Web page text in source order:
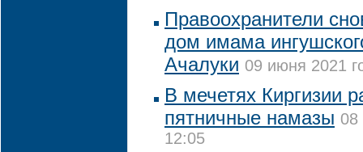
Правоохранители
дом имама
Ачалуки 09 июня 2021
В мечетях Киргизии
пятничные намазы 08
12:05